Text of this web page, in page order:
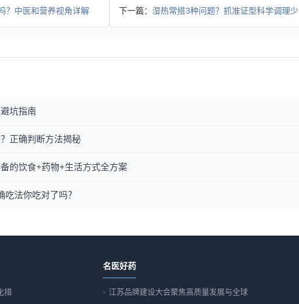
？中医和营养视角详解 下一篇： 湿热常搭3种问题？抓准证型科学调理少走弯路
坑指南
正确判断方法揭秘
的饮食+药物+生活方式全方案
法你吃对了吗？
措
名医好药
江苏品牌建设大会聚焦高质量发展与全球